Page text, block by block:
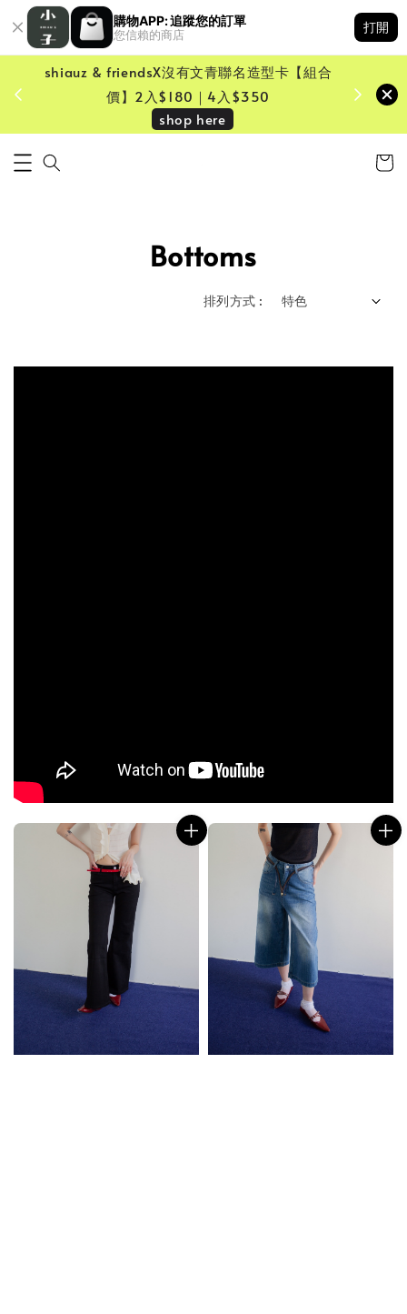
購物APP: 追蹤您的訂單
您信賴的商店
打開
shiauz & friendsX沒有文青聯名造型卡【組合
價】2入$180｜4入$350
shop here
Bottoms
排列方式 :